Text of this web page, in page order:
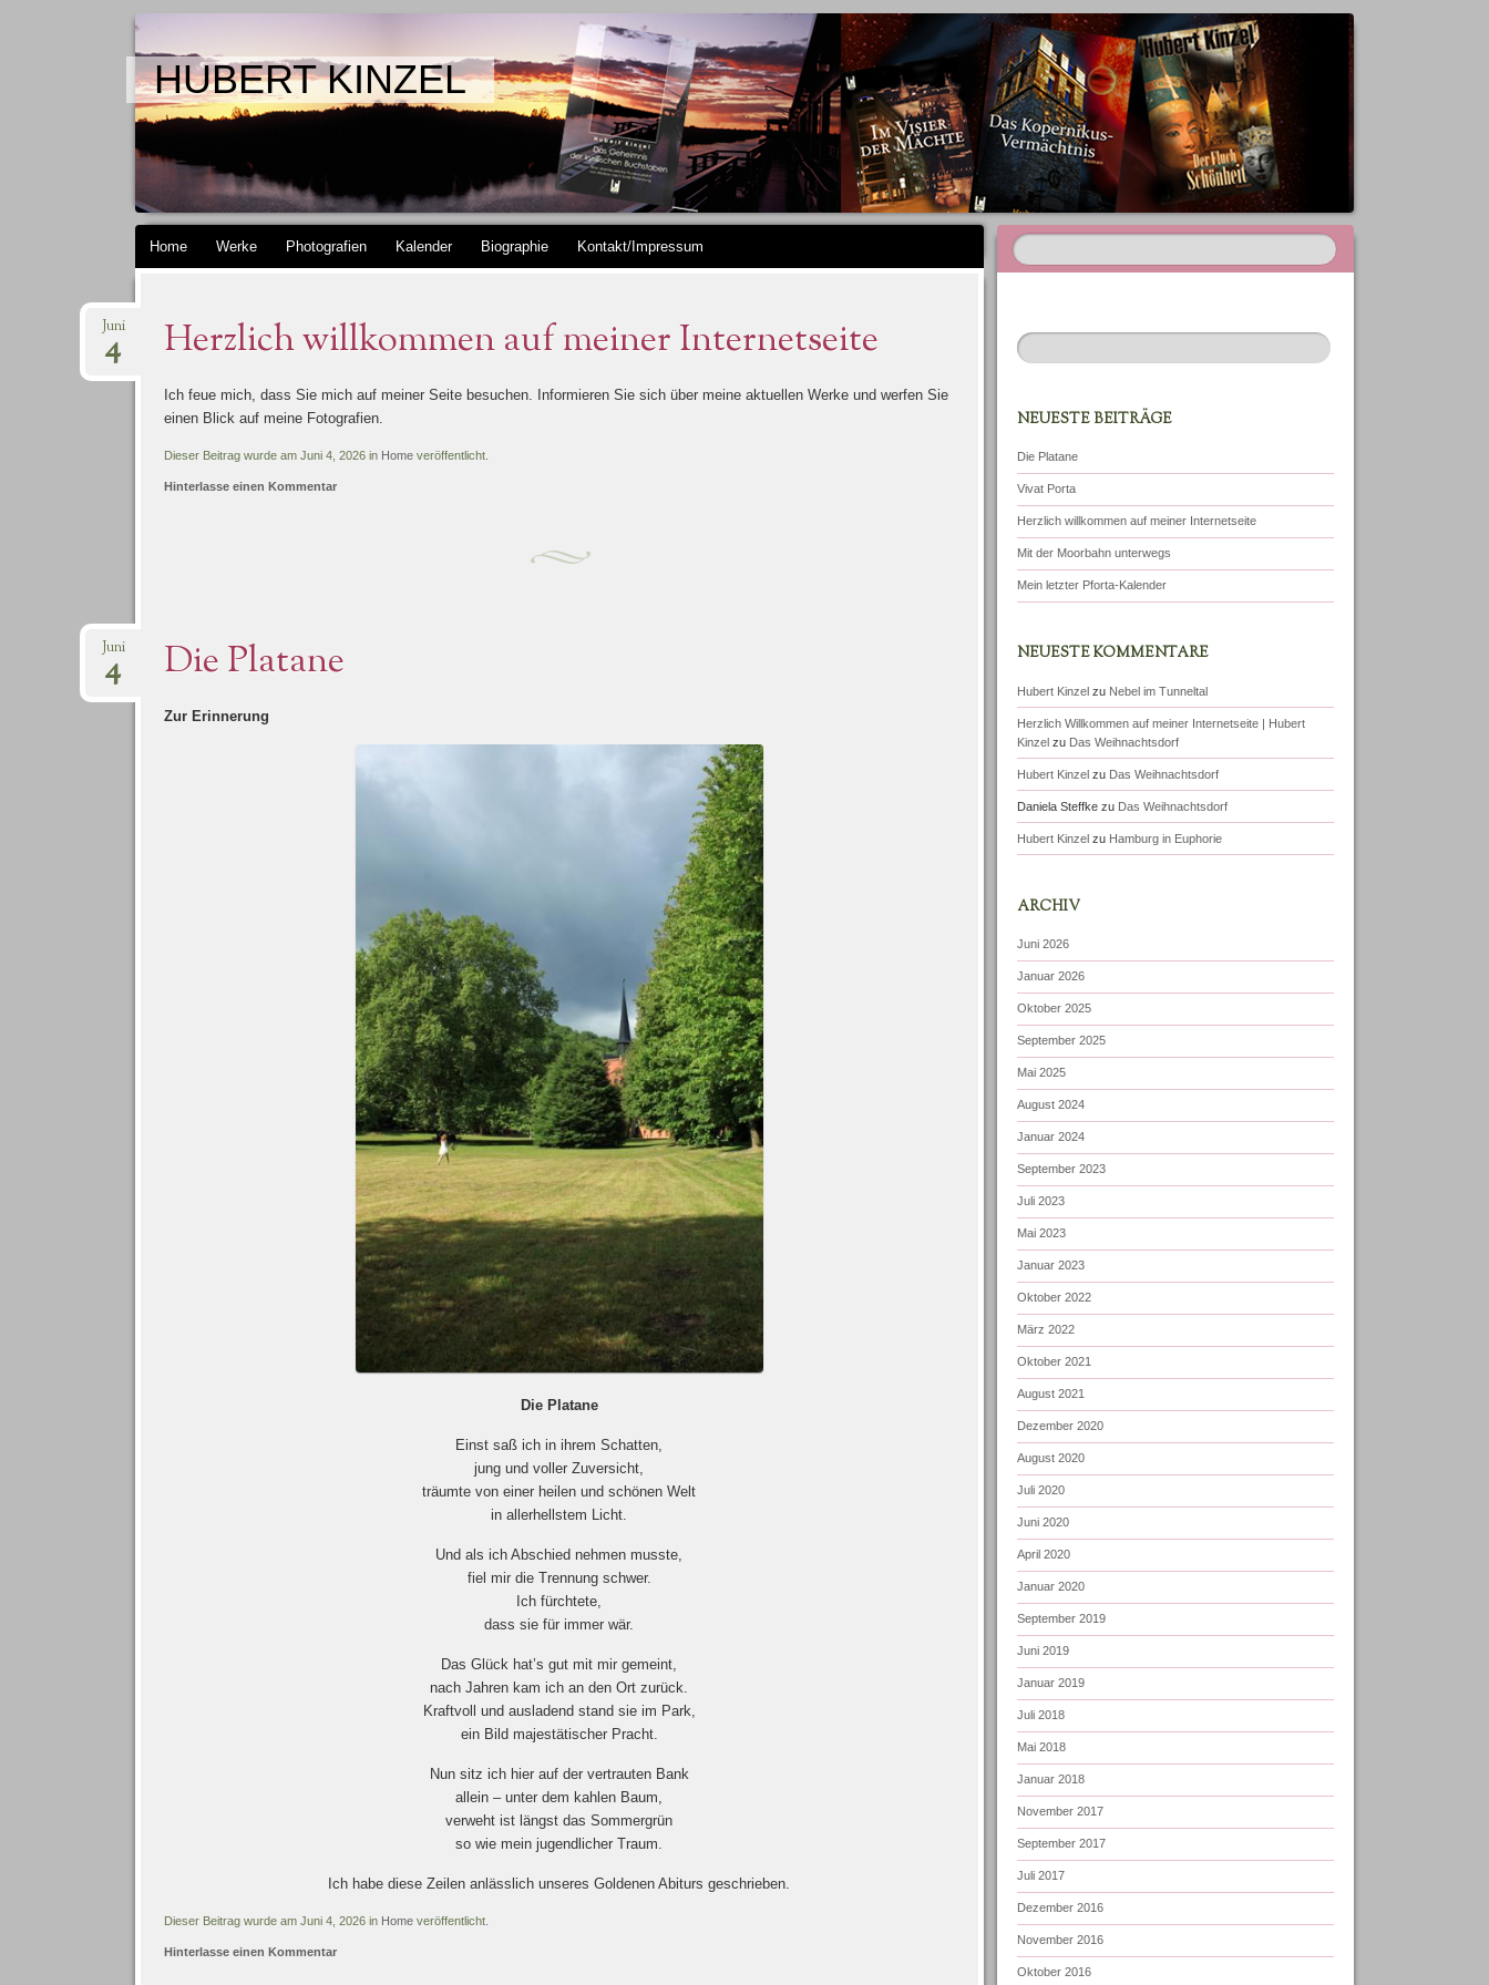
HUBERT KINZEL
Springe zum Inhalt
Home Werke Photografien Kalender Biographie Kontakt/Impressum
Herzlich willkommen auf meiner Internetseite
Juni
4
Ich feue mich, dass Sie mich auf meiner Seite besuchen. Informieren Sie sich über meine aktuellen Werke und werfen Sie
einen Blick auf meine Fotografien.
Dieser Beitrag wurde am Juni 4, 2026 in Homeveröffentlicht.
Hinterlasse einen Kommentar
Die Platane
Juni
4
Zur Erinnerung
Die Platane
Einst saß ich in ihrem Schatten,
jung und voller Zuversicht,
träumte von einer heilen und schönen Welt
in allerhellstem Licht.
Und als ich Abschied nehmen musste,
fiel mir die Trennung schwer.
Ich fürchtete,
dass sie für immer wär.
Das Glück hat’s gut mit mir gemeint,
nach Jahren kam ich an den Ort zurück.
Kraftvoll und ausladend stand sie im Park,
ein Bild majestätischer Pracht.
Nun sitz ich hier auf der vertrauten Bank
allein – unter dem kahlen Baum,
verweht ist längst das Sommergrün
so wie mein jugendlicher Traum.
Ich habe diese Zeilen anlässlich unseres Goldenen Abiturs geschrieben.
Dieser Beitrag wurde am Juni 4, 2026 in Homeveröffentlicht.
Hinterlasse einen Kommentar
NEUESTE BEITRÄGE
Die Platane
Vivat Porta
Herzlich willkommen auf meiner Internetseite
Mit der Moorbahn unterwegs
Mein letzter Pforta-Kalender
NEUESTE KOMMENTARE
Hubert Kinzel zu Nebel im Tunneltal
Herzlich Willkommen auf meiner Internetseite | Hubert
Kinzel zu Das Weihnachtsdorf
Hubert Kinzel zu Das Weihnachtsdorf
Daniela Steffke zu Das Weihnachtsdorf
Hubert Kinzel zu Hamburg in Euphorie
ARCHIV
Juni 2026
Januar 2026
Oktober 2025
September 2025
Mai 2025
August 2024
Januar 2024
September 2023
Juli 2023
Mai 2023
Januar 2023
Oktober 2022
März 2022
Oktober 2021
August 2021
Dezember 2020
August 2020
Juli 2020
Juni 2020
April 2020
Januar 2020
September 2019
Juni 2019
Januar 2019
Juli 2018
Mai 2018
Januar 2018
November 2017
September 2017
Juli 2017
Dezember 2016
November 2016
Oktober 2016